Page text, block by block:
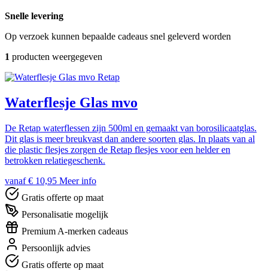
Snelle levering
Op verzoek kunnen bepaalde cadeaus snel geleverd worden
1 producten weergegeven
Retap
Waterflesje Glas mvo
De Retap waterflessen zijn 500ml en gemaakt van borosilicaatglas.
Dit glas is meer breukvast dan andere soorten glas. In plaats van al
die plastic flesjes zorgen de Retap flesjes voor een helder en
betrokken relatiegeschenk.
vanaf € 10,95 Meer info
Gratis offerte op maat
Personalisatie mogelijk
Premium A-merken cadeaus
Persoonlijk advies
Gratis offerte op maat